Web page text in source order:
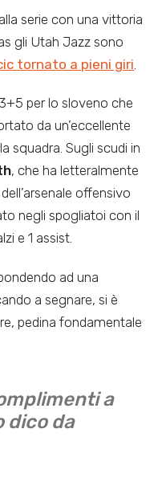
serie con una vittoria
gli Utah Jazz sono
tornato a pieni giri
per lo sloveno che
da un’eccellente
squadra. Sugli scudi in
, che ha letteralmente
offensivo
negli spogliatoi con il
e 1 assist.
ad una
a segnare, si è
pedina fondamentale
a
dico da